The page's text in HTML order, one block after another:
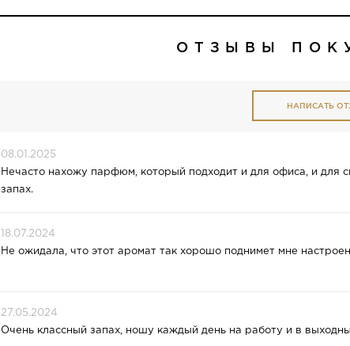
ОТЗЫВЫ
НАПИСАТЬ
08.01.2025
Нечасто нахожу парфюм, который подходит и для офиса, и для
запах.
18.07.2024
Не ожидала, что этот аромат так хорошо поднимет мне
27.05.2024
Очень классный запах, ношу каждый день на работу и в